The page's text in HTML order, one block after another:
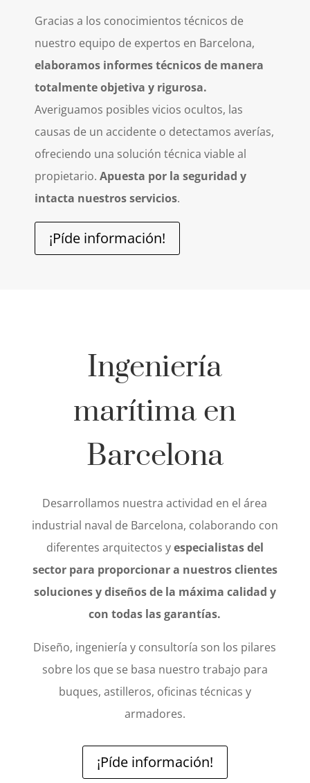
Gracias a los conocimientos técnicos de
nuestro equipo de expertos en Barcelona,
elaboramos informes técnicos de manera
totalmente objetiva y rigurosa.
Averiguamos posibles vicios ocultos, las
causas de un accidente o detectamos averías,
ofreciendo una solución técnica viable al
propietario. Apuesta por la seguridad y
intacta nuestros servicios.
¡Píde información!
Ingeniería
marítima en
Barcelona
Desarrollamos nuestra actividad en el área
industrial naval de Barcelona, colaborando con
diferentes arquitectos yespecialistas del
sector para proporcionar a nuestros clientes
soluciones y diseños de la máxima calidad y
con todas las garantías.
Diseño, ingeniería y consultoría son los pilares
sobre los que se basa nuestro trabajo para
buques, astilleros, oficinas técnicas y
armadores.
¡Píde información!